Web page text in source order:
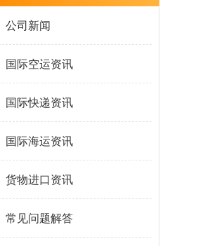
公司新闻
国际空运资讯
国际快递资讯
国际海运资讯
货物进口资讯
常见问题解答